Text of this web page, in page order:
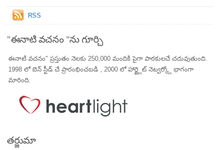
RSS
"ఈనాటి వచనం "ను గూర్చి
ఈనాటి వచనం" ప్రస్తుతం నెలకు 250,000 మందికి పైగా పాఠకులచే చదువుతుంది.
1998 లో బెన్ స్టీడ్ చే ప్రారంభించబడి , 2000 లో హార్ట్లైట్ నెట్వర్క్లో భాగంగా
మారింది.
తర్జుమా